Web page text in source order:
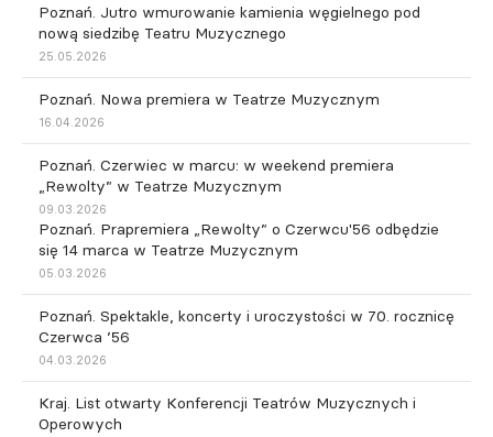
Poznań. Jutro wmurowanie kamienia węgielnego pod
nową siedzibę Teatru Muzycznego
25.05.2026
Poznań. Nowa premiera w Teatrze Muzycznym
16.04.2026
Poznań. Czerwiec w marcu: w weekend premiera
„Rewolty” w Teatrze Muzycznym
09.03.2026
Poznań. Prapremiera „Rewolty” o Czerwcu'56 odbędzie
się 14 marca w Teatrze Muzycznym
05.03.2026
Poznań. Spektakle, koncerty i uroczystości w 70. rocznicę
Czerwca ’56
04.03.2026
Kraj. List otwarty Konferencji Teatrów Muzycznych i
Operowych